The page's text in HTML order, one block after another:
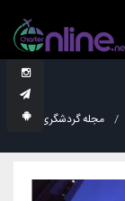
مجله گردشگری